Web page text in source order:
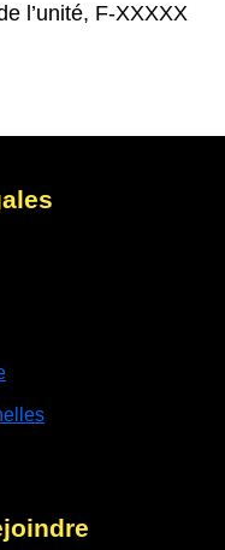
l’unité, F-XXXXX